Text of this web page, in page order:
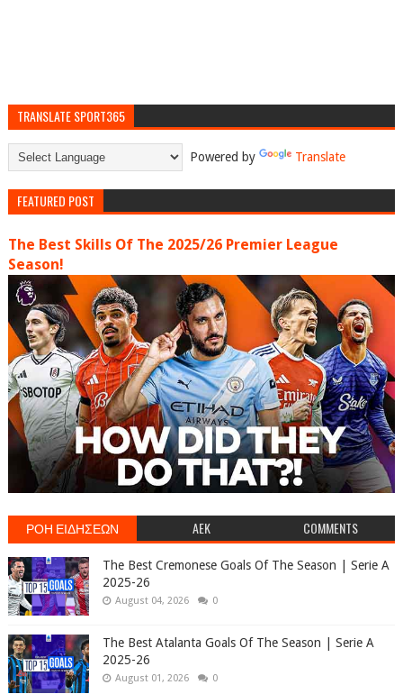
TRANSLATE SPORT365
Powered by Translate
FEATURED POST
The Best Skills Of The 2025/26 Premier League
Season!
ΡΟΗ ΕΙΔΗΣΕΩΝ AEK COMMENTS
The Best Cremonese Goals Of The Season | Serie A
2025-26
August 04, 2026 0
The Best Atalanta Goals Of The Season | Serie A
2025-26
August 01, 2026 0